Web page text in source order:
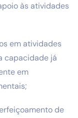
às atividades
em atividades
capacidade já
em
de